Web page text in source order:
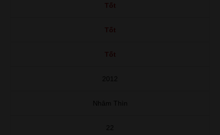
Tốt
Tốt
Tốt
2012
Nhâm Thìn
22